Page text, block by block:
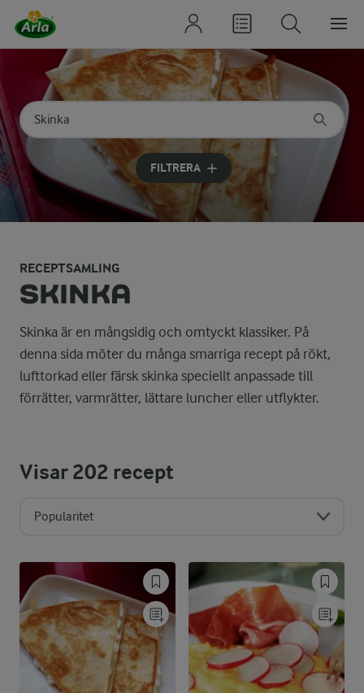
Sök på kategori eller ingrediens
Skriv in sökord för att få förslag
FILTRERA
RECEPTSAMLING
SKINKA
Skinka är en mångsidig och omtyckt klassiker. På
denna sida möter du många smarriga recept på rökt,
lufttorkad eller färsk skinka speciellt anpassade till
förrätter, varmrätter, lättare luncher eller utflykter.
Visar202 recept
Popularitet